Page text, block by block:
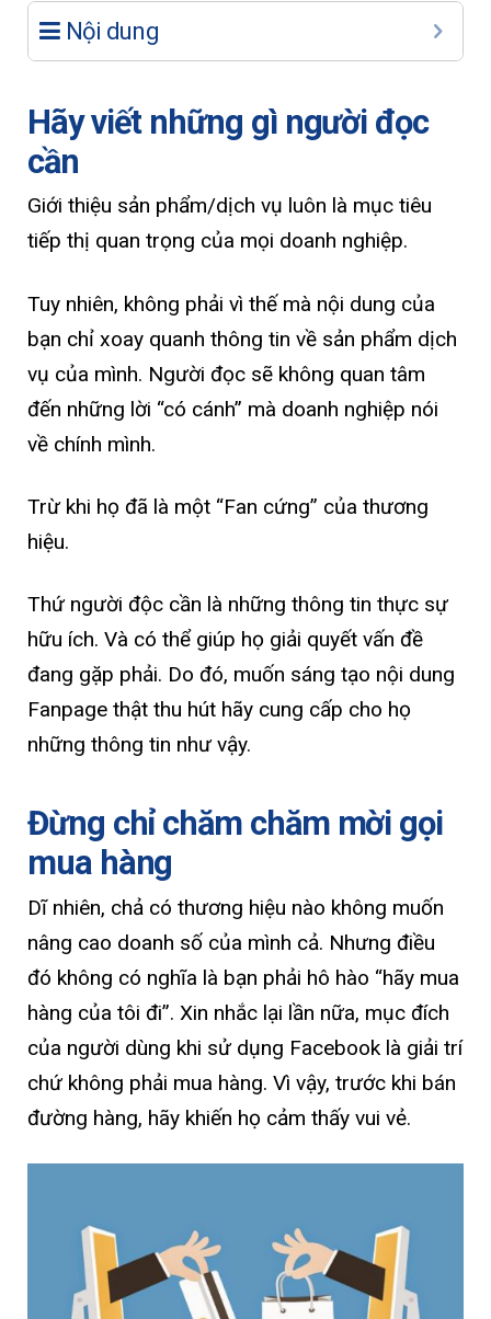
Nội dung
Hãy viết những gì người đọc
cần
Giới thiệu sản phẩm/dịch vụ luôn là mục tiêu
tiếp thị quan trọng của mọi doanh nghiệp.
Tuy nhiên, không phải vì thế mà nội dung của
bạn chỉ xoay quanh thông tin về sản phẩm dịch
vụ của mình. Người đọc sẽ không quan tâm
đến những lời “có cánh” mà doanh nghiệp nói
về chính mình.
Trừ khi họ đã là một “Fan cứng” của thương
hiệu.
Thứ người độc cần là những thông tin thực sự
hữu ích. Và có thể giúp họ giải quyết vấn đề
đang gặp phải. Do đó, muốn sáng tạo nội dung
Fanpage thật thu hút hãy cung cấp cho họ
những thông tin như vậy.
Đừng chỉ chăm chăm mời gọi
mua hàng
Dĩ nhiên, chả có thương hiệu nào không muốn
nâng cao doanh số của mình cả. Nhưng điều
đó không có nghĩa là bạn phải hô hào “hãy mua
hàng của tôi đi”. Xin nhắc lại lần nữa, mục đích
của người dùng khi sử dụng Facebook là giải trí
chứ không phải mua hàng. Vì vậy, trước khi bán
đường hàng, hãy khiến họ cảm thấy vui vẻ.